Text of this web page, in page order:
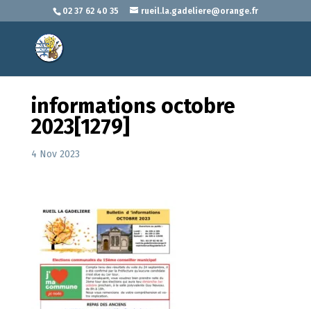
02 37 62 40 35 rueil.la.gadeliere@orange.fr
informations octobre
2023[1279]
4 Nov 2023